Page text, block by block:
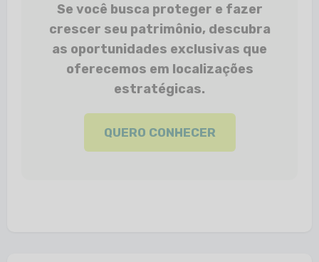
Se você busca proteger e fazer
crescer seu patrimônio, descubra
as oportunidades exclusivas que
oferecemos em localizações
estratégicas.
QUERO CONHECER